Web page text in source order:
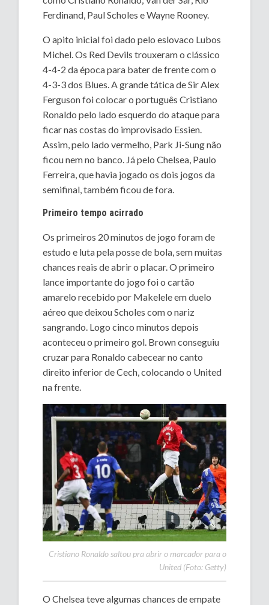
Ferdinand, Paul Scholes e Wayne Rooney.
O apito inicial foi dado pelo eslovaco Lubos
Michel. Os Red Devils trouxeram o clássico
4-4-2 da época para bater de frente com o
4-3-3 dos Blues. A grande tática de Sir Alex
Ferguson foi colocar o português Cristiano
Ronaldo pelo lado esquerdo do ataque para
ficar nas costas do improvisado Essien.
Assim, pelo lado vermelho, Park Ji-Sung não
ficou nem no banco. Já pelo Chelsea, Paulo
Ferreira, que havia jogado os dois jogos da
semifinal, também ficou de fora.
Primeiro tempo acirrado
Os primeiros 20 minutos de jogo foram de
estudo e luta pela posse de bola, sem muitas
chances reais de abrir o placar. O primeiro
lance importante do jogo foi o cartão
amarelo recebido por Makelele em duelo
aéreo que deixou Scholes com o nariz
sangrando. Logo cinco minutos depois
aconteceu o primeiro gol. Brown conseguiu
cruzar para Ronaldo cabecear no canto
direito inferior de Cech, colocando o United
na frente.
Cristiano Ronaldo saltou pra abrir o marcador para o
United (Foto: Getty)
O Chelsea teve algumas chances de empate